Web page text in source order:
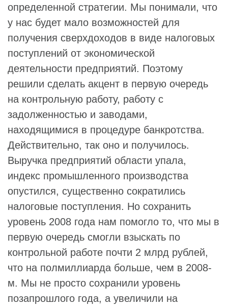
определенной стратегии. Мы понимали, что
у нас будет мало возможностей для
получения сверхдоходов в виде налоговых
поступлений от экономической
деятельности предприятий. Поэтому
решили сделать акцент в первую очередь
на контрольную работу, работу с
задолженностью и заводами,
находящимися в процедуре банкротства.
Действительно, так оно и получилось.
Выручка предприятий области упала,
индекс промышленного производства
опустился, существенно сократились
налоговые поступления. Но сохранить
уровень 2008 года нам помогло то, что мы в
первую очередь смогли взыскать по
контрольной работе почти 2 млрд рублей,
что на полмиллиарда больше, чем в 2008-
м. Мы не просто сохранили уровень
позапрошлого года, а увеличили на